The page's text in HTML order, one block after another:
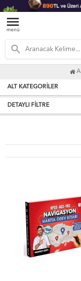
menu
menü
search
ALT KATEGORILER
DETAYLI FILTRE